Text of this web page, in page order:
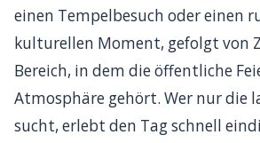
einen Tempelbesuch oder einen
kulturellen Moment, gefolgt von
Bereich, in dem die öffentliche
Atmosphäre gehört. Wer nur die
sucht, erlebt den Tag schnell